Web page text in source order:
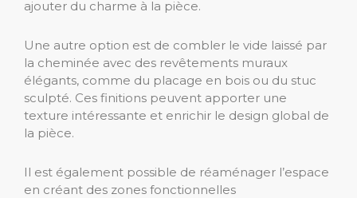
ajouter du charme à la pièce.
Une autre option est de combler le vide laissé par
la cheminée avec des revêtements muraux
élégants, comme du placage en bois ou du stuc
sculpté. Ces finitions peuvent apporter une
texture intéressante et enrichir le design global de
la pièce.
Il est également possible de réaménager l’espace
en créant des zones fonctionnelles